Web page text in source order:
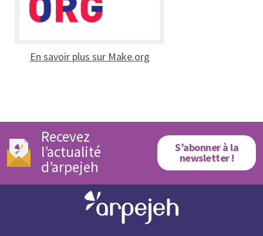
En savoir plus sur Make.org
Recevez
l’actualité
d’arpejeh
S’abonner à la
newsletter !